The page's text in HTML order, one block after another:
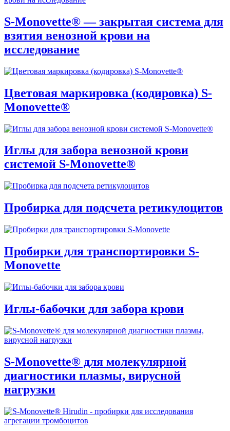
S-Monovette® — закрытая система для
взятия венозной крови на
исследование
Цветовая маркировка (кодировка) S-
Monovette®
Иглы для забора венозной крови
системой S-Monovette®
Пробирка для подсчета ретикулоцитов
Пробирки для транспортировки S-
Monovette
Иглы-бабочки для забора крови
S-Monovette® для молекулярной
диагностики плазмы, вирусной
нагрузки